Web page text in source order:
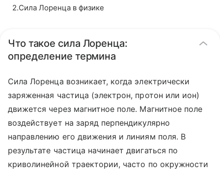
2.Сила Лоренца в физике
Что такое сила Лоренца:
определение термина
Сила Лоренца возникает, когда электрически
заряженная частица (электрон, протон или ион)
движется через магнитное поле. Магнитное поле
воздействует на заряд перпендикулярно
направлению его движения и линиям поля. В
результате частица начинает двигаться по
криволинейной траектории, часто по окружности